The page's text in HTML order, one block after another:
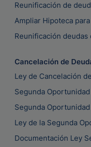
Reunificación de
Ampliar Hipoteca
Reunificación
Cancelación de
Ley de Cancelación
Segunda
Segunda
Ley de la Segunda
Documentación Ley